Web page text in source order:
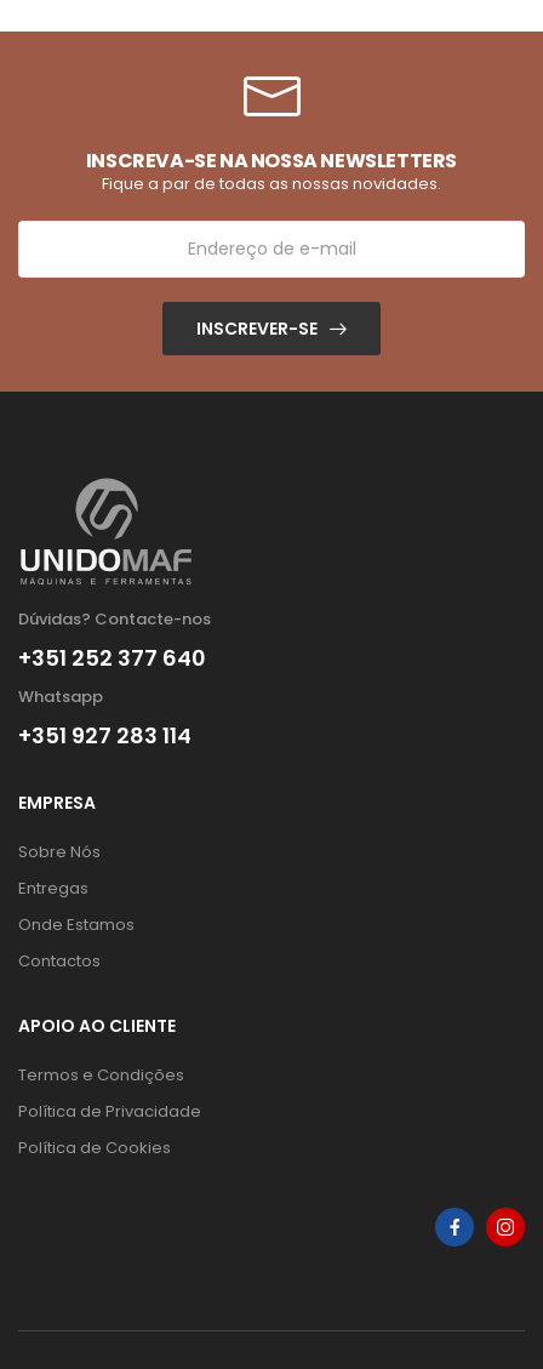
INSCREVA-SE NA NOSSA NEWSLETTERS
Fique a par de todas as nossas novidades.
INSCREVER-SE
Dúvidas? Contacte-nos
+351 252 377 640
Whatsapp
+351 927 283 114
EMPRESA
Sobre Nós
Entregas
Onde Estamos
Contactos
APOIO AO CLIENTE
Termos e Condições
Política de Privacidade
Política de Cookies